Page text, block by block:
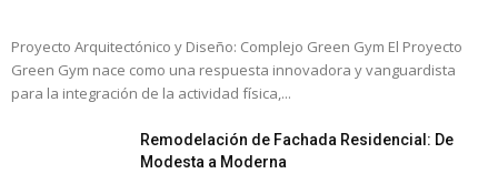
Proyecto Arquitectónico y Diseño: Complejo Green Gym El Proyecto
Green Gym nace como una respuesta innovadora y vanguardista
para la integración de la actividad física,...
Remodelación de Fachada Residencial: De
Modesta a Moderna